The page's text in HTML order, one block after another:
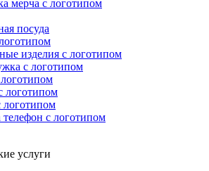
мерча с логотипом
посуда
изделия с логотипом
с логотипом
логотипом
с логотипом
услуги